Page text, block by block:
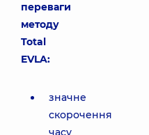
переваги
методу
Total
EVLA:
значне
скорочення
часу